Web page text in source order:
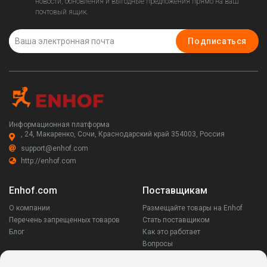
почтовый ящик.
Подписаться
Информационная платформа
, 24, Макаренко, Сочи, Краснодарский край 354003, Россия
support@enhof.com
http://enhof.com
Enhof.com
О компании
Перечень запрещенных товаров
Блог
Поставщикам
Размещайте товары на Enhof
Стать поставщиком
Как это работает
Вопросы